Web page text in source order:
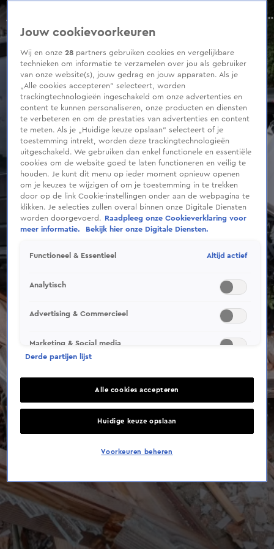
Zwaar ongeluk met minderjarige bestuurder schokt Damwâld: 'Moet enorme klap zijn geweest'
Seizoen 2022
0
of
1
minute,
seconds
Jouw cookievoorkeuren
Wij en onze28 partners gebruiken cookies en vergelijkbare
technieken om informatie te verzamelen over jou als gebruiker
van onze website(s), jouw gedrag en jouw apparaten. Als je
„Alle cookies accepteren” selecteert, worden
trackingtechnologieën ingeschakeld om onze advertenties en
content te kunnen personaliseren, onze producten en diensten
te verbeteren en om de prestaties van advertenties en content
te meten. Als je „Huidige keuze opslaan” selecteert of je
toestemming intrekt, worden deze trackingtechnologieën
uitgeschakeld. We gebruiken dan enkel functionele en essentiële
cookies om de website goed te laten functioneren en veilig te
houden. Je kunt dit menu op ieder moment opnieuw openen
om je keuzes te wijzigen of om je toestemming in te trekken
door op de link Cookie-instellingen onder aan de webpagina te
klikken. Je selecties zullen overal binnen onze Digitale Diensten
worden doorgevoerd.
Raadpleeg onze Cookieverklaring voor
meer informatie.
Bekijk hier onze Digitale Diensten.
Functioneel & Essentieel Altijd actief
Analytisch
Advertising & Commercieel
Marketing & Social media
Derde partijen lijst
Alle cookies accepteren
Huidige keuze opslaan
Voorkeuren beheren